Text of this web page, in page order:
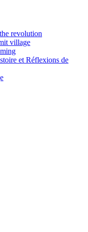
revolution
village
et Réflexions de